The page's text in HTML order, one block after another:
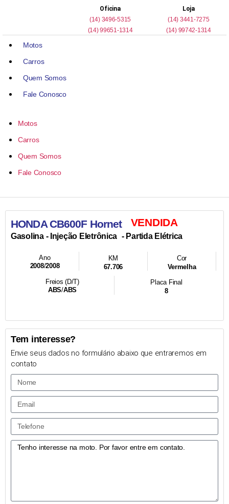
Oficina
(14) 3496-5315
(14) 99651-1314
Loja
(14) 3441-7275
(14) 99742-1314
Motos
Carros
Quem Somos
Fale Conosco
Motos
Carros
Quem Somos
Fale Conosco
HONDA CB600F HornetVENDIDA
Gasolina- Injeção Eletrônica - Partida Elétrica
Ano
2008/2008
KM
67.706
Cor
Vermelha
Freios (D/T)
ABS/ABS
Placa Final
8
Tem interesse?
Envie seus dados no formulário abaixo que entraremos em
contato